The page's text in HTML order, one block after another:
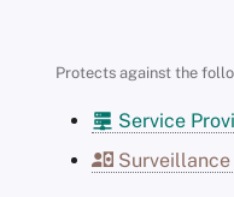
Protects against the
Service